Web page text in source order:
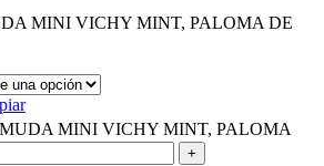
MINI VICHY MINT, PALOMA DE
MINI VICHY MINT, PALOMA